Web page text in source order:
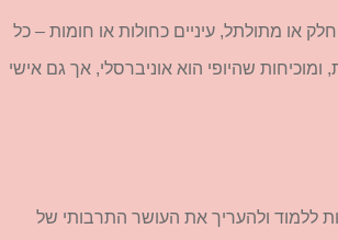
או מתולתל, עיניים כחולות או חומות – כל
שהיופי הוא אוניברסלי, אך גם אישי
ללמוד ולהעריך את העושר התרבותי של